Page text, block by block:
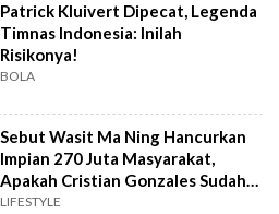
Patrick Kluivert Dipecat, Legenda
Timnas Indonesia: Inilah
Risikonya!
BOLA
Sebut Wasit Ma Ning Hancurkan
Impian 270 Juta Masyarakat,
Apakah Cristian Gonzales Sudah
Pensiun?
LIFESTYLE